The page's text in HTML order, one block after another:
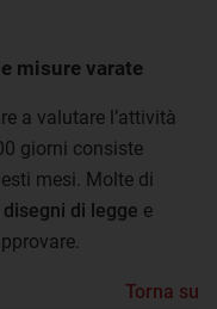
misure varate
a valutare l’attività
giorni consiste
mesi. Molte di
disegni di legge e
Torna su